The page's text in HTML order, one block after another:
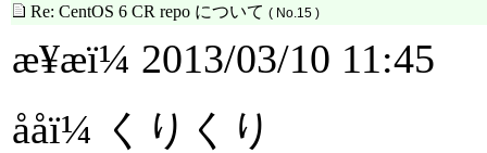
Re: CentOS 6 CR repo について ( No.15 )
æ¥æï¼ 2013/03/10 11:45
ååï¼ くりくり